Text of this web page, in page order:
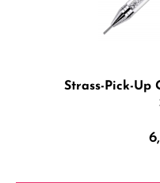
Strass-Pick-Up